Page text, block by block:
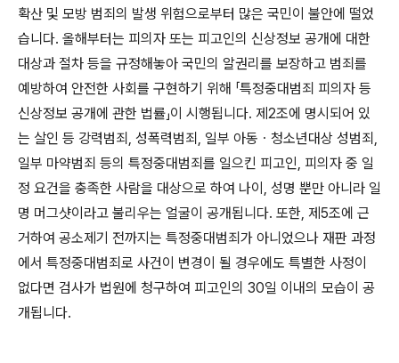
확산 및 모방 범죄의 발생 위험으로부터 많은 국민이 불안에 떨었
습니다. 올해부터는 피의자 또는 피고인의 신상정보 공개에 대한
대상과 절차 등을 규정해놓아 국민의 알권리를 보장하고 범죄를
예방하여 안전한 사회를 구현하기 위해 「특정중대범죄 피의자 등
신상정보 공개에 관한 법률」이 시행됩니다. 제 2조에 명시되어 있
는 살인 등 강력범죄 , 성폭력범죄 , 일부 아동 ㆍ 청소년대상 성범죄 ,
일부 마약범죄 등의 특정중대범죄를 일으킨 피고인, 피의자 중 일
정 요건을 충족한 사람을 대상으로 하여 나이 , 성명 뿐만 아니라 일
명 머그샷이라고 불리우는 얼굴이 공개됩니다. 또한, 제 5조에 근
거하여 공소제기 전까지는 특정중대범죄가 아니었으나 재판 과정
에서 특정중대범죄로 사건이 변경이 될 경우에도 특별한 사정이
없다면 검사가 법원에 청구하여 피고인의 30일 이내의 모습이 공
개됩니다.